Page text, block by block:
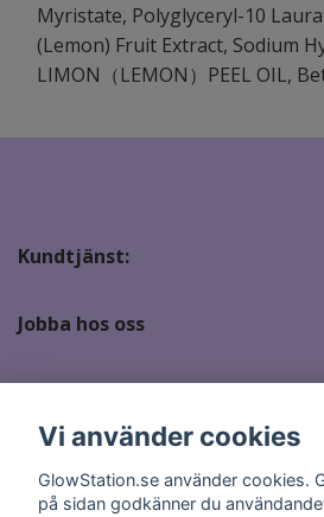
Myristate, Polyglyceryl-10
(Lemon) Fruit Extract, Sodium
LIMON（LEMON）PEEL OIL,
Kundtjänst:
Jobba hos oss
Sociala medier
Vi använder cookies
GlowStation.se använder cookies.
på sidan godkänner du